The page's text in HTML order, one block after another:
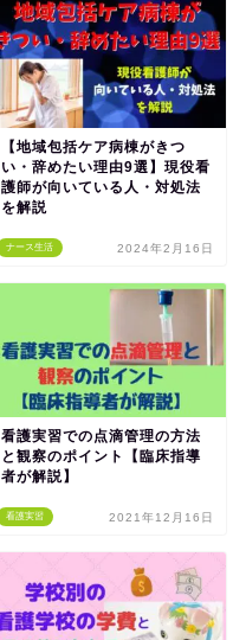
ナース生活
【地域包括ケア病棟がきつ
い・辞めたい理由9選】現役看
護師が向いている人・対処法
を解説
2024年2月16日
看護実習
看護実習での点滴管理の方法
と観察のポイント【臨床指導
者が解説】
2021年12月16日